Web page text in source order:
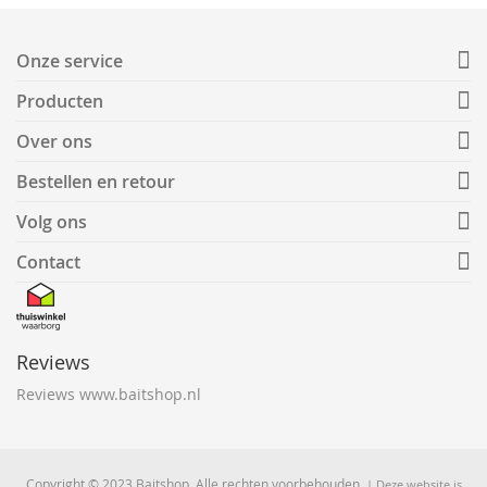
Onze service
Producten
Over ons
Bestellen en retour
Volg ons
Contact
Reviews
Reviews www.baitshop.nl